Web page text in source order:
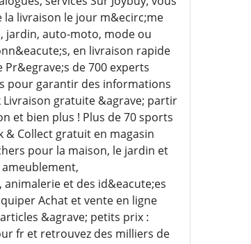
livraison le jour m&ecirc;me
jardin, auto-moto, mode ou
en livraison rapide
de 700 experts
pour garantir des informations
gratuite &agrave; partir
et bien plus ! Plus de 70 sports
& Collect gratuit en magasin
pour la maison, le jardin et
et des id&eacute;es
Achat et vente en ligne
&agrave; petits prix :
fr et retrouvez des milliers de